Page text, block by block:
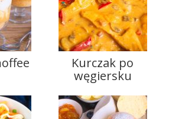
Kurczak po
węgiersku